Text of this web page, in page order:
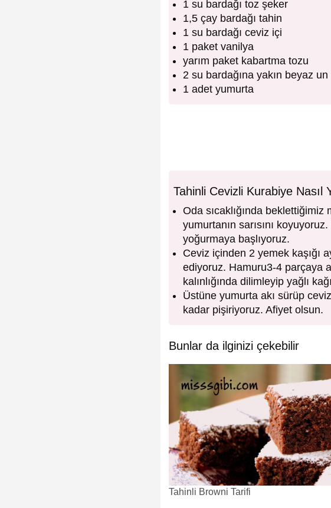
1 su bardağı toz şeker
1,5 çay bardağı tahin
1 su bardağı ceviz içi
1 paket vanilya
yarım paket kabartma tozu
2 su bardağına yakın beyaz un
1 adet yumurta
Tahinli Cevizli Kurabiye Nasıl
Oda sıcaklığında
yumurtanın sarısını
yoğurmaya başlıyoruz.
Ceviz içinden 2 yemek kaşığı
ediyoruz. Hamuru3-4 parçaya
kalınlığında dilimleyip yağlı
Üstüne yumurta akı sürüp
kadar pişiriyoruz. Afiyet olsun.
Bunlar da ilginizi çekebilir
Tahinli Browni Tarifi